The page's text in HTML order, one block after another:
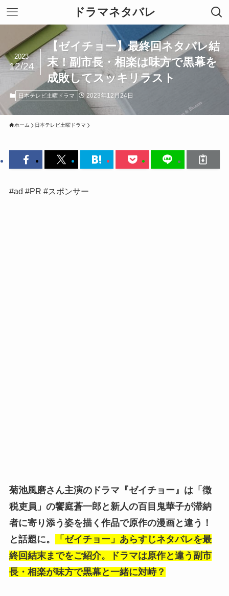
ドラマネタバレ
【ゼイチョー】最終回ネタバレ結
末！副市長・相楽は味方で黒幕を
成敗してスッキリラスト
2023
12/24
日本テレビ土曜ドラマ 2023年12月24日
ホーム 日本テレビ土曜ドラマ
#ad #PR #スポンサー
菊池風磨さん主演のドラマ『ゼイチョー』は「徴
税吏員」の饗庭蒼一郎と新人の百目鬼華子が滞納
者に寄り添う姿を描く作品で原作の漫画と違う！
と話題に。
「ゼイチョー」あらすじネタバレを最
終回結末までをご紹介。ドラマは原作と違う副市
長・相楽が味方で黒幕と一緒に対峙？